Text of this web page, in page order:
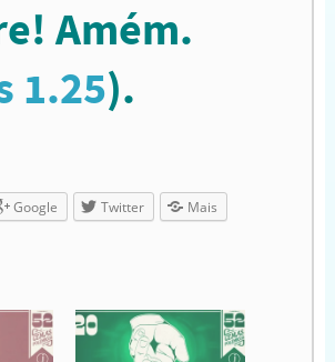
Amém.
1.25).
Google Twitter Mais